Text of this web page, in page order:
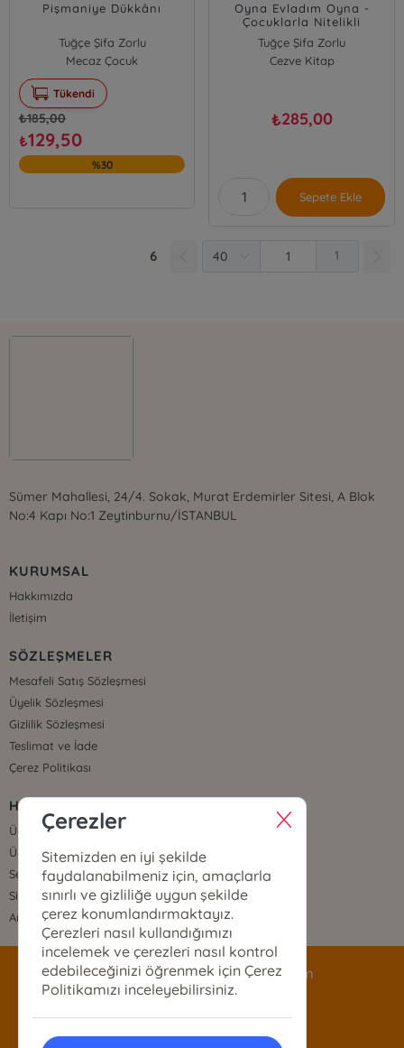
Pişmaniye Dükkânı
Tuğçe Şifa Zorlu
Mecaz Çocuk
Tükendi
₺185,00
₺129,50
%30
Oyna Evladım Oyna -
Çocuklarla Nitelikli
Zaman Geçirme Rehberi
Tuğçe Şifa Zorlu
Cezve Kitap
₺285,00
Sepete Ekle
6 1
Sümer Mahallesi, 24/4. Sokak, Murat Erdemirler Sitesi, A Blok
No:4 Kapı No:1 Zeytinburnu/İSTANBUL
KURUMSAL
Hakkımızda
İletişim
SÖZLEŞMELER
Mesafeli Satış Sözleşmesi
Üyelik Sözleşmesi
Gizlilik Sözleşmesi
Teslimat ve İade
Çerez Politikası
HIZLI ERİŞİM
Üye Ol
Üye Giriş
Sepetim
Sipariş Takip
Anasayfa
siparis@mecazyayinlari.com
Çerezler
Sitemizden en iyi şekilde
faydalanabilmeniz için, amaçlarla
sınırlı ve gizliliğe uygun şekilde
çerez konumlandırmaktayız.
Çerezleri nasıl kullandığımızı
incelemek ve çerezleri nasıl kontrol
edebileceğinizi öğrenmek için Çerez
Politikamızı inceleyebilirsiniz.